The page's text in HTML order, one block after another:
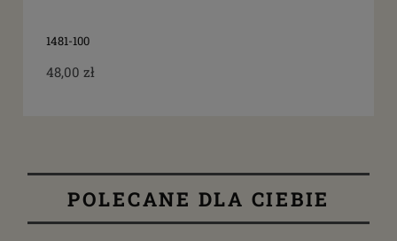
1481-100
48,00 zł
POLECANE DLA CIEBIE